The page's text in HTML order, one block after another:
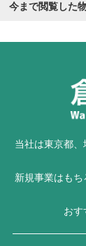
今まで閲覧した
当社は東京都
新規事業はも
おす